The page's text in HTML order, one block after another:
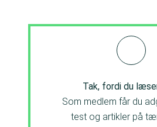
Tak, fordi du
Som medlem får du
test og artikler på